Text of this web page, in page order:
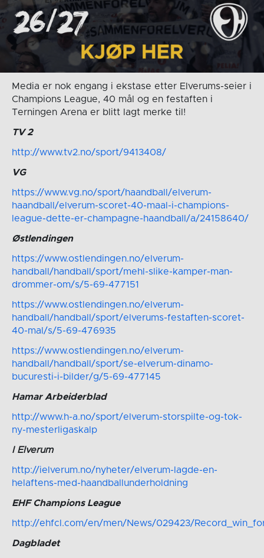
Media er nok engang i ekstase etter Elverums-seier i
Champions League, 40 mål og en festaften i
Terningen Arena er blitt lagt merke til!
TV 2
http://www.tv2.no/sport/9413408/
VG
https://www.vg.no/sport/haandball/elverum-
haandball/elverum-scoret-40-maal-i-champions-
league-dette-er-champagne-haandball/a/24158640/
Østlendingen
https://www.ostlendingen.no/elverum-
handball/handball/sport/mehl-slike-kamper-man-
drommer-om/s/5-69-477151
https://www.ostlendingen.no/elverum-
handball/handball/sport/elverums-festaften-scoret-
40-mal/s/5-69-476935
https://www.ostlendingen.no/elverum-
handball/handball/sport/se-elverum-dinamo-
bucuresti-i-bilder/g/5-69-477145
Hamar Arbeiderblad
http://www.h-a.no/sport/elverum-storspilte-og-tok-
ny-mesterligaskalp
I Elverum
http://ielverum.no/nyheter/elverum-lagde-en-
helaftens-med-haandballunderholdning
EHF Champions League
http://ehfcl.com/en/men/News/029423/
Dagbladet